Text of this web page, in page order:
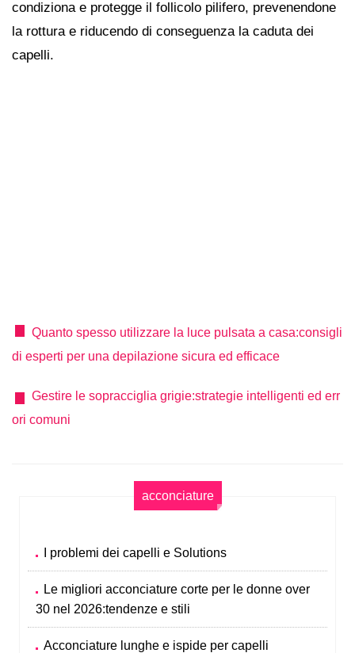
condiziona e protegge il follicolo pilifero, prevenendone
la rottura e riducendo di conseguenza la caduta dei
capelli.
Quanto spesso utilizzare la luce pulsata a casa:consigli
di esperti per una depilazione sicura ed efficace
Gestire le sopracciglia grigie:strategie intelligenti ed err
ori comuni
acconciature
I problemi dei capelli e Solutions
Le migliori acconciature corte per le donne over
30 nel 2026:tendenze e stili
Acconciature lunghe e ispide per capelli